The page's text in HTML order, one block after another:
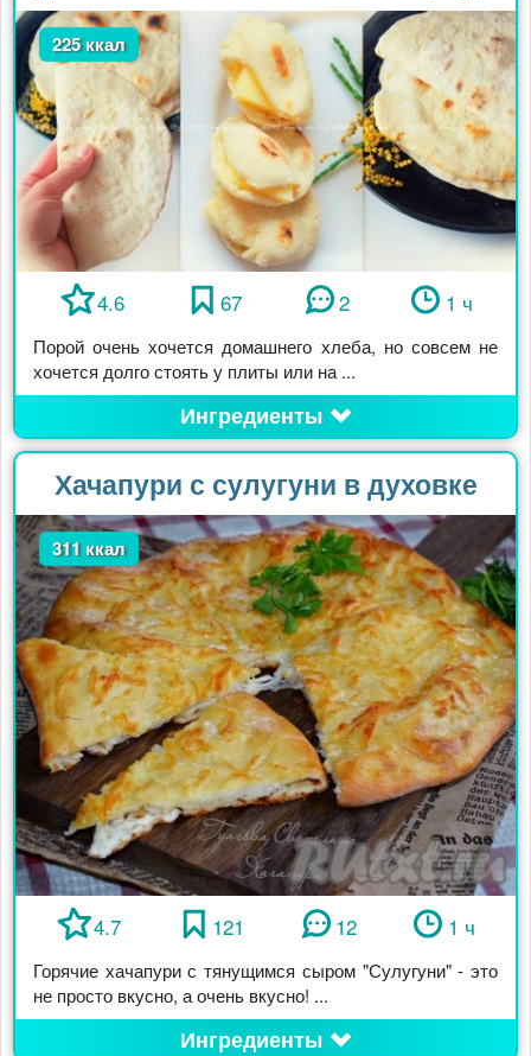
225 ккал
4.6 67 2 1 ч
Порой очень хочется домашнего хлеба, но совсем не
хочется долго стоять у плиты или на ...
Ингредиенты
Хачапури с сулугуни в духовке
311 ккал
4.7 121 12 1 ч
Горячие хачапури с тянущимся сыром "Сулугуни" - это
не просто вкусно, а очень вкусно! ...
Ингредиенты